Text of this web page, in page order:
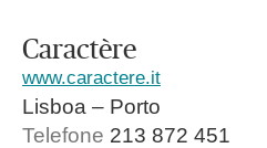
Caractère
www.caractere.it
Lisboa – Porto
Telefone 213 872 451